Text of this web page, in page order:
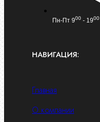
Пн-Пт 900 - 1900
НАВИГАЦИЯ:
Главная
О компании